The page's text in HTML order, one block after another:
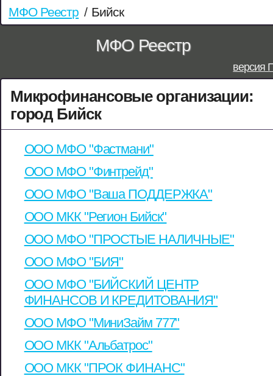
МФО Реестр / Бийск
МФО Реестр
версия
Микрофинансовые организации:
город Бийск
ООО МФО "Фастмани"
ООО МФО "Финтрейд"
ООО МФО "Ваша ПОДДЕРЖКА"
ООО МКК "Регион Бийск"
ООО МФО "ПРОСТЫЕ НАЛИЧНЫЕ"
ООО МФО "БИЯ"
ООО МФО "БИЙСКИЙ ЦЕНТР
ФИНАНСОВ И КРЕДИТОВАНИЯ"
ООО МФО "МиниЗайм 777"
ООО МКК "Альбатрос"
ООО МКК "ПРОК ФИНАНС"